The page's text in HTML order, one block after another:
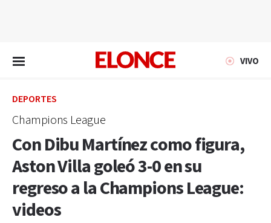
VIVO
DEPORTES
Champions League
Con Dibu Martínez como figura,
Aston Villa goleó 3-0 en su
regreso a la Champions League:
videos